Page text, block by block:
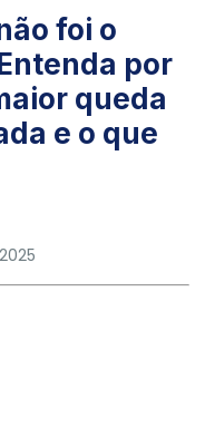
foi o
por
queda
e o que